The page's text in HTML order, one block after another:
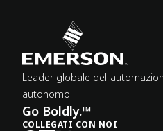
Leader globale
autonomo.
Go Boldly.™
COLLEGATI CON NOI